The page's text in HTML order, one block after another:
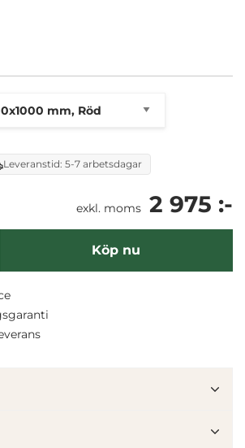
på 200 mm. Höjden till
Leveranstid: 5-7 arbetsdagar
exkl. moms 2 975 :-
Köp nu